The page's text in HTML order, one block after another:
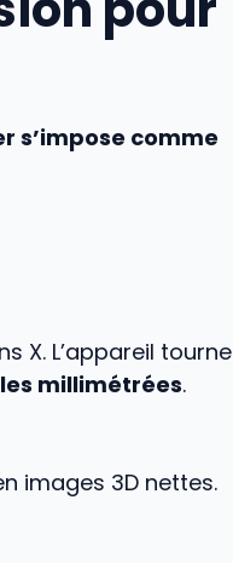
s’impose comme
X. L’appareil tourne
millimétrées.
images 3D nettes.